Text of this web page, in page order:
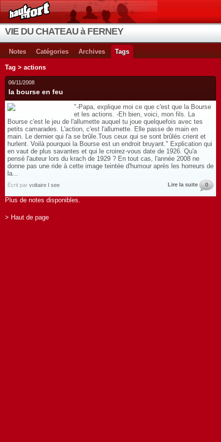
VIE DU CHATEAU à FERNEY
Notes Catégories Archives Tags
Tag > actions
06/11/2008
la bourse en feu
"-Papa, explique moi ce que c'est que la Bourse
et les actions. -Eh bien, voici, mon fils. La
Bourse c'est le jeu de l'allumette auquel tu joue quelquefois avec tes
petits camarades. L'action, c'est l'allumette. Elle passe de main en
main. Le dernier qui l'a se brûle.Tous ceux qui se sont brûlés crient et
hurlent. Voilà pourquoi la Bourse est un endroit bruyant." Explication qui
en vaut de plus savantes et qui le croirez-vous date de 1926. Qu'a
pensé l'auteur lors du krach de 1929 ? En tout cas, l'année 2008 ne
donne pas une ride à cette image teintée d'humour après les horreurs de
la...
Écrit par voltaire I see Lire la suite 0
Plus de notes disponibles.
> Haut de page